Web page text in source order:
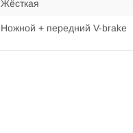
Жёсткая
Ножной + передний V-brake